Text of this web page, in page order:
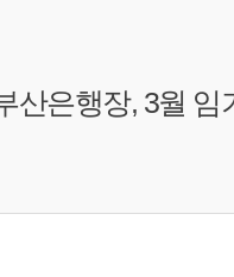
산은행장, 3월 임